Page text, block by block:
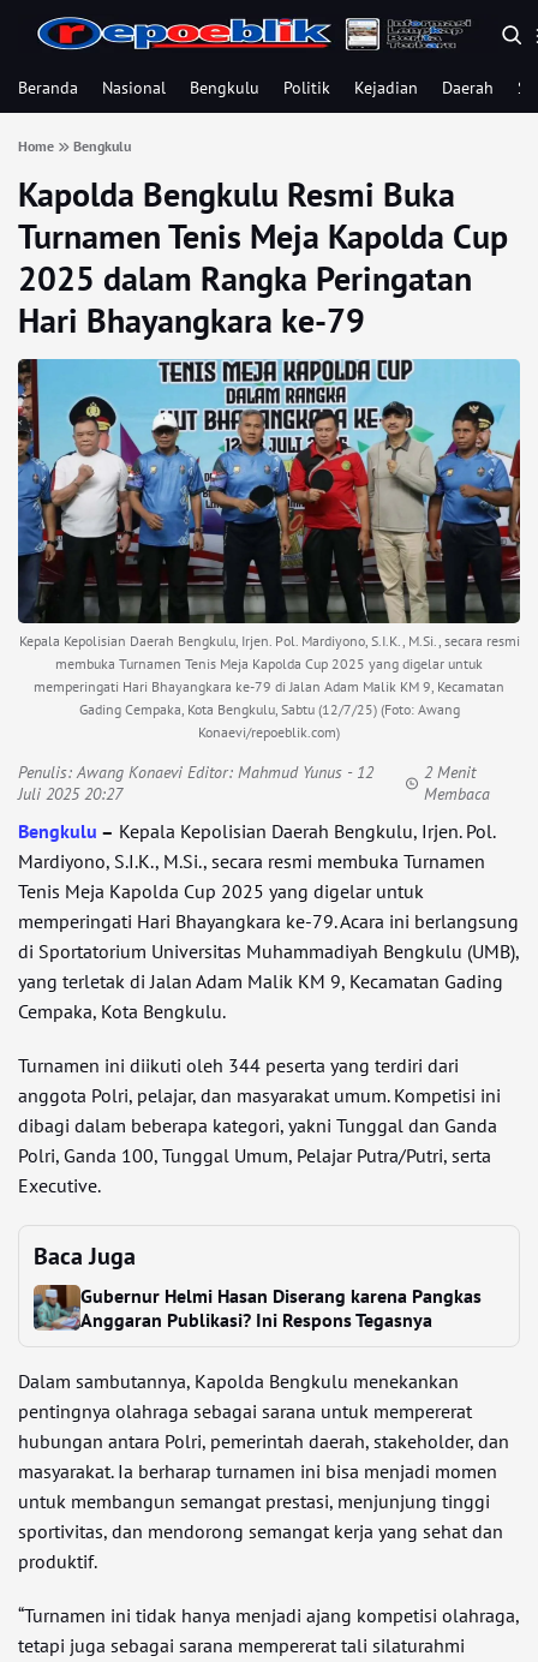
Beranda Nasional Bengkulu Politik Kejadian Daerah
Home Bengkulu
Kapolda Bengkulu Resmi Buka
Turnamen Tenis Meja Kapolda Cup
2025 dalam Rangka Peringatan
Hari Bhayangkara ke-79
Kepala Kepolisian Daerah Bengkulu, Irjen. Pol. Mardiyono, S.I.K., M.Si., secara resmi
membuka Turnamen Tenis Meja Kapolda Cup 2025 yang digelar untuk
memperingati Hari Bhayangkara ke-79 di Jalan Adam Malik KM 9, Kecamatan
Gading Cempaka, Kota Bengkulu, Sabtu (12/7/25) (Foto: Awang
Konaevi/repoeblik.com)
Penulis:Awang Konaevi Editor: Mahmud Yunus - 12
Juli 2025 20:27
2 Menit
Membaca
Bengkulu – Kepala Kepolisian Daerah Bengkulu, Irjen. Pol.
Mardiyono, S.I.K., M.Si., secara resmi membuka Turnamen
Tenis Meja Kapolda Cup 2025 yang digelar untuk
memperingati Hari Bhayangkara ke-79. Acara ini berlangsung
di Sportatorium Universitas Muhammadiyah Bengkulu (UMB),
yang terletak di Jalan Adam Malik KM 9, Kecamatan Gading
Cempaka, Kota Bengkulu.
Turnamen ini diikuti oleh 344 peserta yang terdiri dari
anggota Polri, pelajar, dan masyarakat umum. Kompetisi ini
dibagi dalam beberapa kategori, yakni Tunggal dan Ganda
Polri, Ganda 100, Tunggal Umum, Pelajar Putra/Putri, serta
Executive.
Baca Juga
Gubernur Helmi Hasan Diserang karena Pangkas
Anggaran Publikasi? Ini Respons Tegasnya
Dalam sambutannya, Kapolda Bengkulu menekankan
pentingnya olahraga sebagai sarana untuk mempererat
hubungan antara Polri, pemerintah daerah, stakeholder, dan
masyarakat. Ia berharap turnamen ini bisa menjadi momen
untuk membangun semangat prestasi, menjunjung tinggi
sportivitas, dan mendorong semangat kerja yang sehat dan
produktif.
“Turnamen ini tidak hanya menjadi ajang kompetisi olahraga,
tetapi juga sebagai sarana mempererat tali silaturahmi